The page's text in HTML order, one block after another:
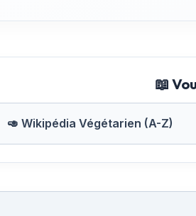
📖
🥑 Wikipédia Végétarien (A-Z)